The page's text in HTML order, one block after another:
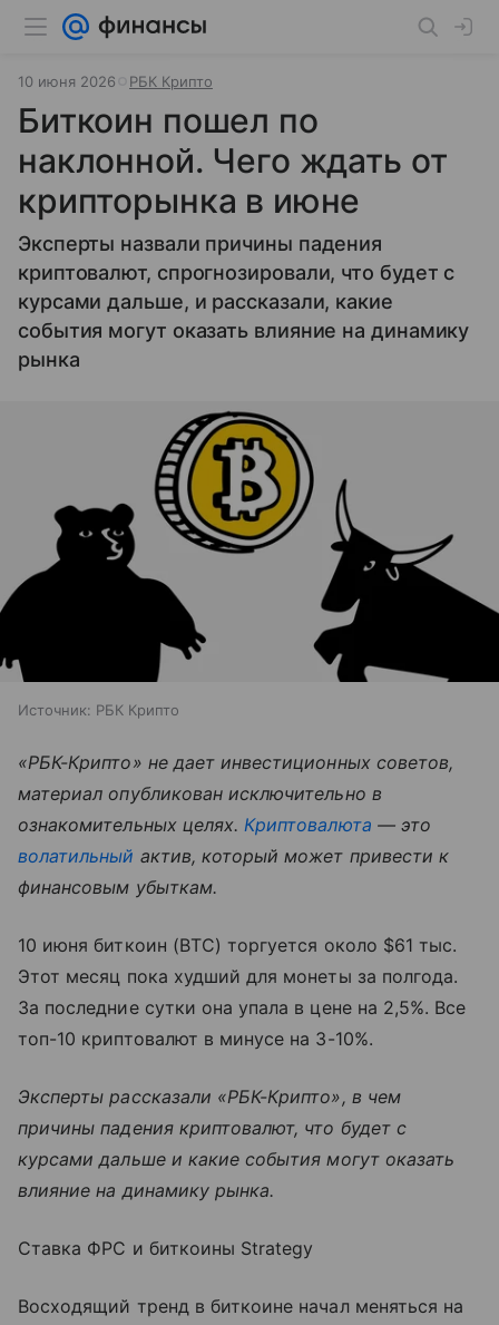
10 июня 2026 РБК Крипто
Биткоин пошел по
наклонной. Чего ждать от
крипторынка в июне
Эксперты назвали причины падения
криптовалют, спрогнозировали, что будет с
курсами дальше, и рассказали, какие
события могут оказать влияние на динамику
рынка
Источник: РБК Крипто
«РБК-Крипто» не дает инвестиционных советов,
материал опубликован исключительно в
ознакомительных целях.Криптовалюта — это
волатильный актив, который может привести к
финансовым убыткам.
10 июня биткоин (BTC) торгуется около $61 тыс.
Этот месяц пока худший для монеты за полгода.
За последние сутки она упала в цене на 2,5%. Все
топ-10 криптовалют в минусе на 3-10%.
Эксперты рассказали «РБК-Крипто», в чем
причины падения криптовалют, что будет с
курсами дальше и какие события могут оказать
влияние на динамику рынка.
Ставка ФРС и биткоины Strategy
Восходящий тренд в биткоине начал меняться на